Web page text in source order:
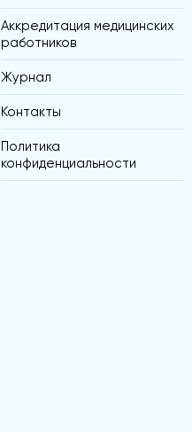
Аккредитация медицинских
работников
Журнал
Контакты
Политика
конфиденциальности